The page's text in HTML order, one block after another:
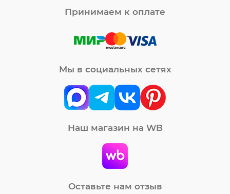
Принимаем к оплате
Мы в социальных сетях
Наш магазин на WB
Оставьте нам отзыв